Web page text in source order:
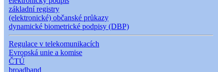
základní registry
(elektronické) občanské průkazy
dynamické biometrické podpisy (DBP)
Regulace v telekomunikacích
Evropská unie a komise
ČTÚ
broadband